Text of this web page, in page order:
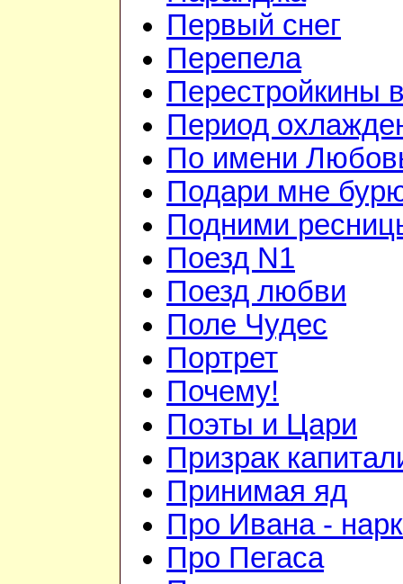
Первый снег
Перепела
Перестройкины
Период
По имени
Подари мне
Подними
Поезд N1
Поезд любви
Поле Чудес
Портрет
Почему!
Поэты и Цари
Призрак
Принимая яд
Про Ивана -
Про Пегаса